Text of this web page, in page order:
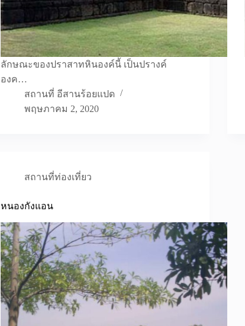
ลักษณะของปราสาทหินองค์นี้ เป็นปรางค์
องค…
สถานที่ อีสานร้อยแปด
พฤษภาคม 2, 2020
สถานที่ท่องเที่ยว
หนองกังแอน